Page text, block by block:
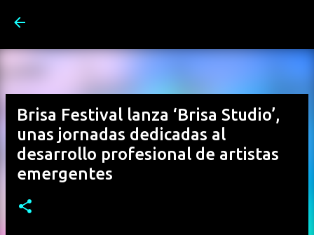
Brisa Festival lanza ‘Brisa Studio’,
unas jornadas dedicadas al
desarrollo profesional de artistas
emergentes